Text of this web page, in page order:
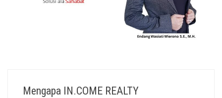
Mengapa IN.COME REALTY